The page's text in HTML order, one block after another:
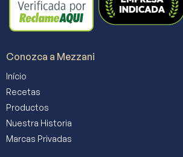
Conozca a Mezzani
Início
Recetas
Productos
Nuestra Historia
Marcas Privadas